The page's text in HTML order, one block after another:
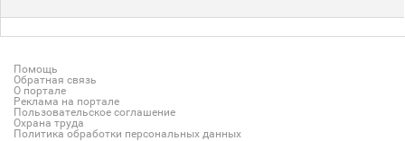
Помощь
Обратная связь
О портале
Реклама на портале
Пользовательское соглашение
Охрана труда
Политика обработки персональных данных